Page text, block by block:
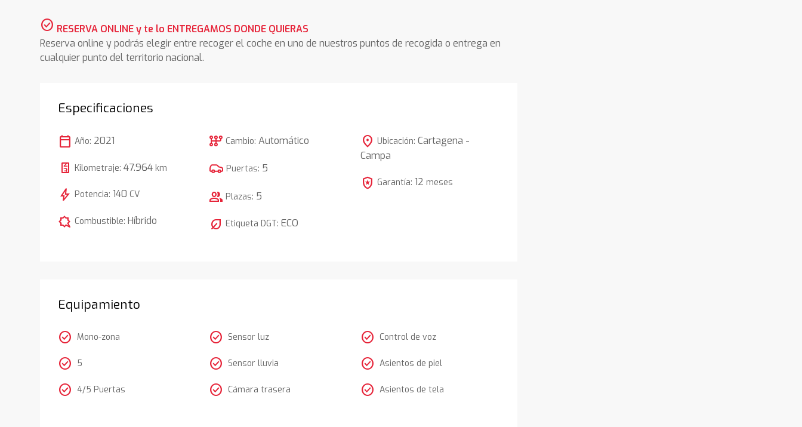
check_circle RESERVA ONLINE y te lo ENTREGAMOS DONDE QUIERAS
Reserva online y podrás elegir entre recoger el coche en uno de nuestros puntos de recogida o entrega en
cualquier punto del territorio nacional.
Especificaciones
calendar_today Año: 2021
Kilometraje:47.964 km
bolt Potencia:140 CV
comic_bubble Combustible:Híbrido
auto_transmission Cambio:Automático
Puertas: 5
group Plazas: 5
nest_eco_leaf Etiqueta DGT:ECO
location_on Ubicación: Cartagena -
Campa
local_police Garantía: 12 meses
Equipamiento
check_circle Mono-zona
check_circle 5
check_circle 4/5 Puertas
check_circle Sensor luz
check_circle Sensor lluvia
check_circle Cámara trasera
check_circle Control de voz
check_circle Asientos de piel
check_circle Asientos de tela